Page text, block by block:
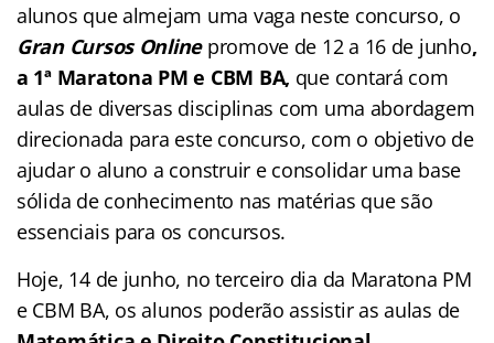
alunos que almejam uma vaga neste concurso, o
Gran Cursos Online promove de 12 a 16 de junho,
a 1ª Maratona PM e CBM BA, que contará com
aulas de diversas disciplinas com uma abordagem
direcionada para este concurso, com o objetivo de
ajudar o aluno a construir e consolidar uma base
sólida de conhecimento nas matérias que são
essenciais para os concursos.
Hoje, 14 de junho, no terceiro dia da Maratona PM
e CBM BA, os alunos poderão assistir as aulas de